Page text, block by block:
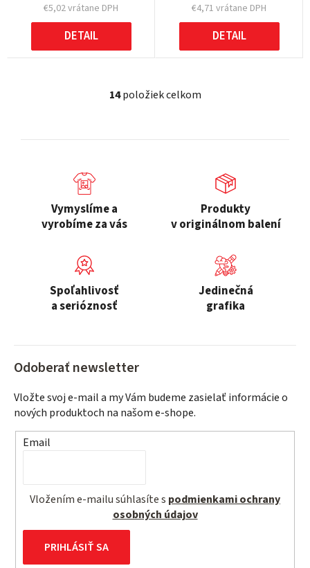
€5,02 vrátane DPH
DETAIL
€4,71 vrátane DPH
DETAIL
O
l
ý
s
u
14položiek celkom
Vymyslíme a
vyrobíme za vás
Produkty
v originálnom balení
Spoľahlivosť
a serióznosť
Jedinečná
grafika
Odoberať newsletter
Vložte svoj e-mail a my Vám budeme zasielať informácie o
nových produktoch na našom e-shope.
Email
Vložením e-mailu súhlasíte s podmienkami ochrany
osobných údajov
PRIHLÁSIŤ SA